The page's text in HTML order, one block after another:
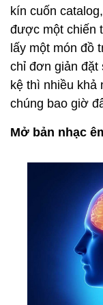
kín cuốn
được một chiến
lấy một món đồ
chỉ đơn giản đặt
kệ thì nhiều khả
chúng bao giờ
Mở bản nhạc